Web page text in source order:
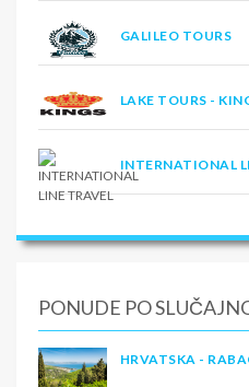
GALILEO TOURS
LAKE TOURS -
INTERNATIONAL
PONUDE PO
HRVATSKA -